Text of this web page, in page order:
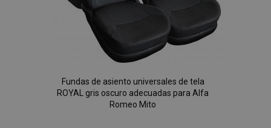
Fundas de asiento universales de tela
ROYAL gris oscuro adecuadas para Alfa
Romeo Mito